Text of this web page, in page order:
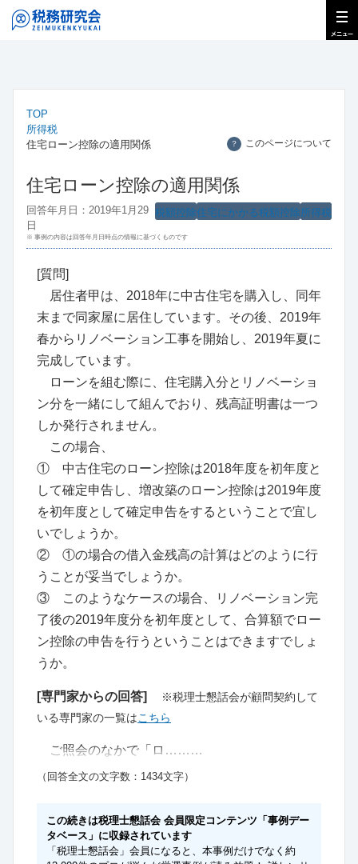
TOP
所得税
住宅ローン控除の適用関係
？ このページについて
住宅ローン控除の適用関係
所得税
住宅にかかる税額控除
税額控除
回答年月日：2019年1月29
日
※ 事例の内容は回答年月日時点の情報に基づくものです
[質問]
居住者甲は、2018年に中古住宅を購入し、同年
末まで同家屋に居住しています。その後、2019年
春からリノベーション工事を開始し、2019年夏に
完成しています。
ローンを組む際に、住宅購入分とリノベーショ
ン分を一緒にして組んでおり、残高証明書は一つ
しか発行されません。
この場合、
① 中古住宅のローン控除は2018年度を初年度と
して確定申告し、増改築のローン控除は2019年度
を初年度として確定申告をするということで宜し
いでしょうか。
② ①の場合の借入金残高の計算はどのように行
うことが妥当でしょうか。
③ このようなケースの場合、リノベーション完
了後の2019年度分を初年度として、合算額でロー
ン控除の申告を行うということはできますでしょ
うか。
[専門家からの回答]
※税理士懇話会が顧問契約して
いる専門家の一覧はこちら
ご照会のなかで「ロ………
（回答全文の文字数：1434文字）
この続きは税理士懇話会 会員限定コンテンツ「事例デー
タベース」に収録されています
「税理士懇話会」会員になると、本事例だけでなく約